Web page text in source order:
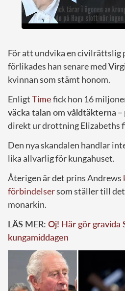
För att undvika en civilrättslig
förlikades han senare med
kvinnan som stämt honom.
EnligtTimefick hon 16
väcka talan om våldtäkterna –
direkt ur drottning Elizabeths
Den nya skandalen handlar
lika allvarlig för kungahuset.
Återigen är det prins Andrews
förbindelsersom ställer till
monarkin.
LÄS MER: Oj! Här gör gravida
kungamiddagen